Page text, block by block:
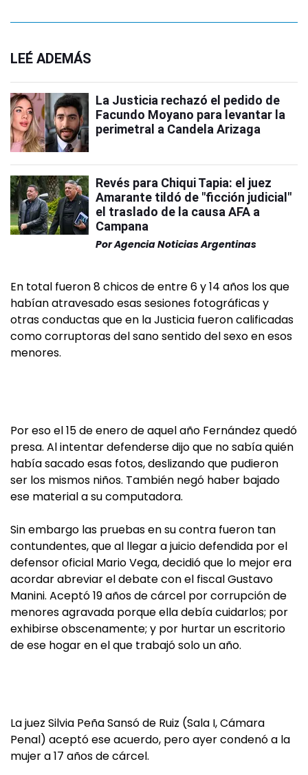
LEÉ ADEMÁS
La Justicia rechazó el pedido de
Facundo Moyano para levantar la
perimetral a Candela Arizaga
Revés para Chiqui Tapia: el juez
Amarante tildó de "ficción judicial"
el traslado de la causa AFA a
Campana
PorAgencia Noticias Argentinas
En total fueron 8 chicos de entre 6 y 14 años los que
habían atravesado esas sesiones fotográficas y
otras conductas que en la Justicia fueron calificadas
como corruptoras del sano sentido del sexo en esos
menores.
Por eso el 15 de enero de aquel año Fernández quedó
presa. Al intentar defenderse dijo que no sabía quién
había sacado esas fotos, deslizando que pudieron
ser los mismos niños. También negó haber bajado
ese material a su computadora.
Sin embargo las pruebas en su contra fueron tan
contundentes, que al llegar a juicio defendida por el
defensor oficial Mario Vega, decidió que lo mejor era
acordar abreviar el debate con el fiscal Gustavo
Manini. Aceptó 19 años de cárcel por corrupción de
menores agravada porque ella debía cuidarlos; por
exhibirse obscenamente; y por hurtar un escritorio
de ese hogar en el que trabajó solo un año.
La juez Silvia Peña Sansó de Ruiz (Sala I, Cámara
Penal) aceptó ese acuerdo, pero ayer condenó a la
mujer a 17 años de cárcel.